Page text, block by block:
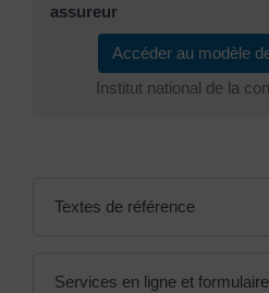
assureur
Accéder au modèle
Institut national de la
Textes de référence
Services en ligne et